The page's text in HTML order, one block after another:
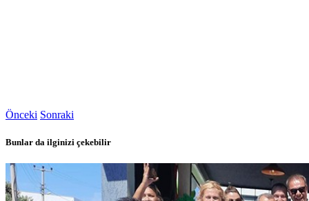
Önceki Sonraki
Bunlar da ilginizi çekebilir